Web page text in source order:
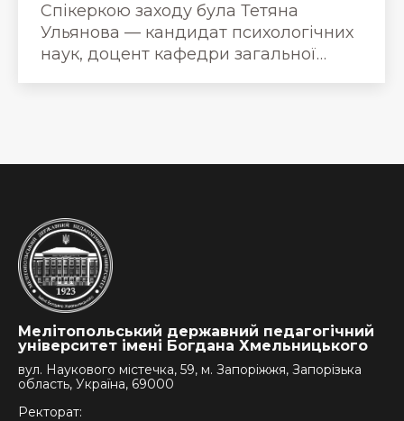
Спікеркою заходу була Тетяна
Ульянова — кандидат психологічних
наук, доцент кафедри загальної…
Мелітопольський державний педагогічний
університет імені Богдана Хмельницького
вул. Наукового містечка, 59, м. Запоріжжя, Запорізька
область, Україна, 69000
Ректорат: